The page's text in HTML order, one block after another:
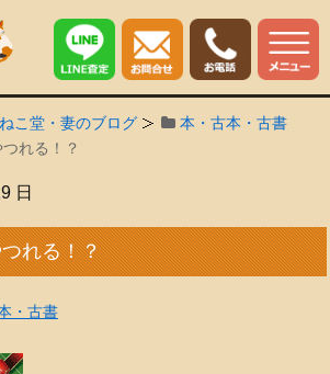
こ堂・妻のブログ
本・古本・古書
れる！？
日
れる！？
・古書